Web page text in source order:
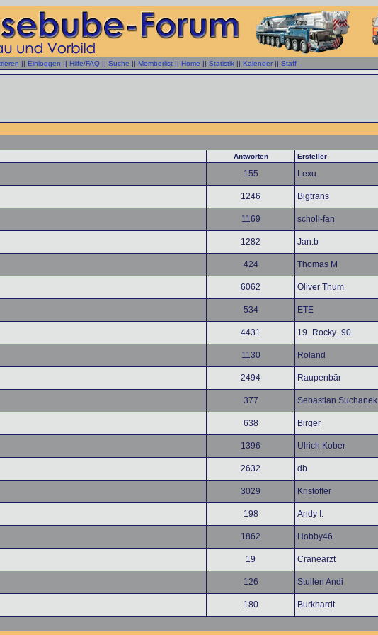
|| Einloggen || Hilfe/FAQ || Suche || Memberlist || Home || Statistik || Kalender || Staff
Antworten Ersteller
155 Lexu
1246 Bigtrans
1169 scholl-fan
1282 Jan.b
424 Thomas M
6062 Oliver Thum
534 ETE
4431 19_Rocky_90
1130 Roland
2494 Raupenbär
377 Sebastian Suchanek
638 Birger
1396 Ulrich Kober
2632 db
3029 Kristoffer
198 Andy I.
1862 Hobby46
19 Cranearzt
126 Stullen Andi
180 Burkhardt